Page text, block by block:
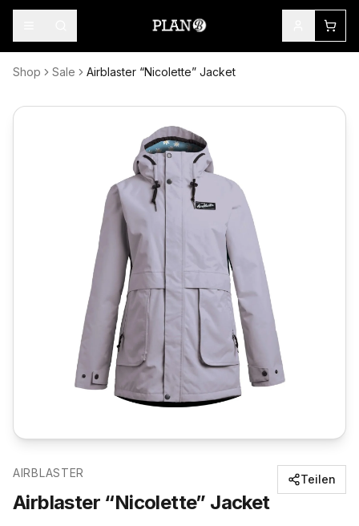
Shop Sale Airblaster “Nicolette” Jacket
AIRBLASTER
Airblaster “Nicolette” Jacket
Teilen